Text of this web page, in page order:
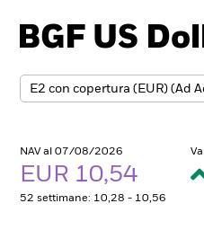
BGF US
NAV al 07/08/2026
EUR 10,54
52 settimane: 10,28 - 10,56